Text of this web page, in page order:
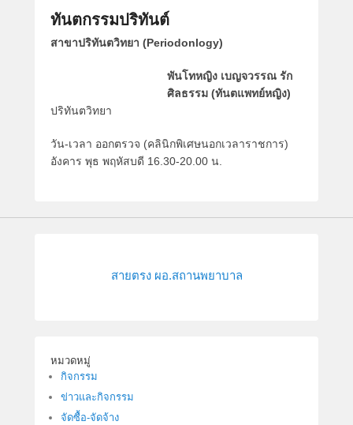
ทันตกรรมปริทันต์
P
e
o
n
.
b
y
สาขาปริทันตวิทยา (Periodonlogy)
พันโทหญิง เบญจวรรณ รัก
ศิลธรรม (ทันตแพทย์หญิง)
ปริทันตวิทยา
วัน-เวลา ออกตรวจ (คลินิกพิเศษนอกเวลาราชการ)
อังคาร พุธ พฤหัสบดี 16.30-20.00 น.
สายตรง ผอ.สถานพยาบาล
หมวดหมู่
กิจกรรม
ข่าวและกิจกรรม
จัดซื้อ-จัดจ้าง